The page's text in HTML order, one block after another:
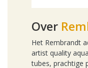
Over
Het Rembrandt
artist quality
tubes, prachtige